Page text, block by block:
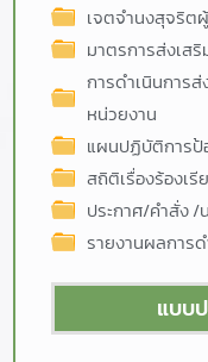
เจตจำนงสุจริต
มาตรการส่งเส
การดำเนินการส่
หน่วยงาน
แผนปฏิบัติการป้
สถิติเรื่องร้องเ
ประกาศ/คำสั่ง /
รายงานผลการ
แบบ